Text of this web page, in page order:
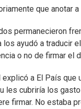
que anotar
permanecieron
los ayudó a
o no de firmar el
explicó a El País
les cubriría los
firmar. No estaba